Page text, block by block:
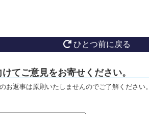
ひとつ前に戻る
てご意見をお寄せください。
お返事は原則いたしませんのでご了解ください。